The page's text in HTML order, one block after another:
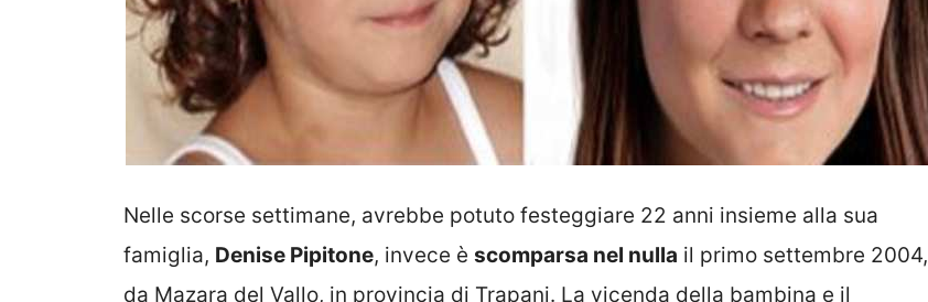
Nelle scorse settimane, avrebbe potuto festeggiare 22 anni insieme alla sua
famiglia, Denise Pipitone, invece è scomparsa nel nulla il primo settembre 2004,
da Mazara del Vallo, in provincia di Trapani. La vicenda della bambina e il